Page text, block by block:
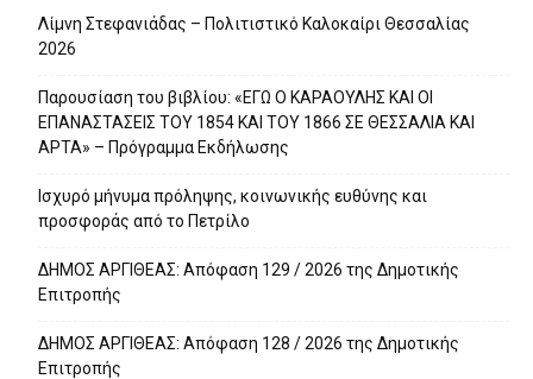
Λίμνη Στεφανιάδας – Πολιτιστικό Καλοκαίρι Θεσσαλίας
2026
Παρουσίαση του βιβλίου: «ΕΓΩ Ο ΚΑΡΑΟΥΛΗΣ ΚΑΙ ΟΙ
ΕΠΑΝΑΣΤΑΣΕΙΣ ΤΟΥ 1854 ΚΑΙ ΤΟΥ 1866 ΣΕ ΘΕΣΣΑΛΙΑ ΚΑΙ
ΑΡΤΑ» – Πρόγραμμα Εκδήλωσης
Ισχυρό μήνυμα πρόληψης, κοινωνικής ευθύνης και
προσφοράς από το Πετρίλο
ΔΗΜΟΣ ΑΡΓΙΘΕΑΣ: Απόφαση 129 / 2026 της Δημοτικής
Επιτροπής
ΔΗΜΟΣ ΑΡΓΙΘΕΑΣ: Απόφαση 128 / 2026 της Δημοτικής
Επιτροπής